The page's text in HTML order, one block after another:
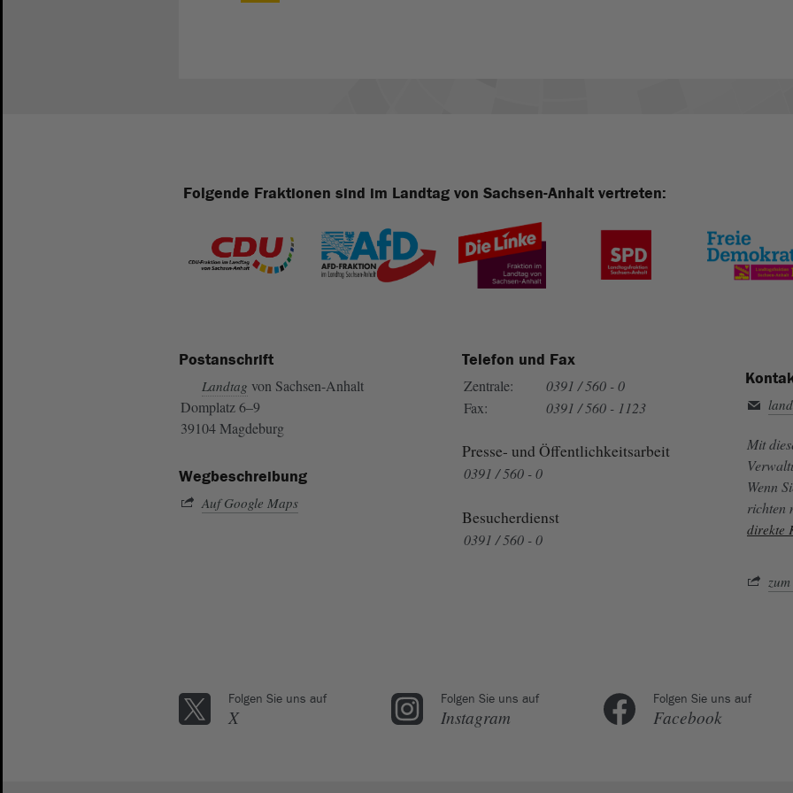
Folgende Fraktionen sind im Landtag von Sachsen-Anhalt vertreten:
Postanschrift
Landtag von Sachsen-Anhalt
Domplatz 6–9
39104 Magdeburg
Wegbeschreibung
Auf Google Maps
Telefon und Fax
Zentrale:
0391 / 560 - 0
Fax:
0391 / 560 - 1123
Presse- und Öffentlichkeitsarbeit
0391 / 560 - 0
Besucherdienst
0391 / 560 - 0
Mit
Wenn
richten
direkte
Folgen Sie uns auf
X
Folgen Sie uns auf
Instagram
Folgen Sie uns auf
Facebook